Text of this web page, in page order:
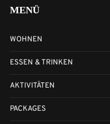
MENÜ
WOHNEN
ESSEN & TRINKEN
AKTIVITÄTEN
PACKAGES